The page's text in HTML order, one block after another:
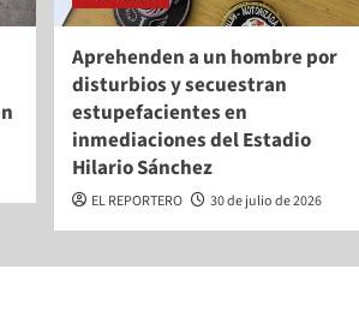
Aprehenden a un hombre por
disturbios y secuestran
estupefacientes en
inmediaciones del Estadio
Hilario Sánchez
EL REPORTERO 30 de julio de 2026